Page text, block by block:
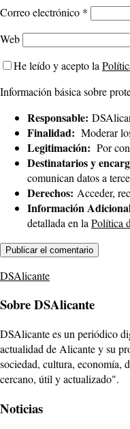
Correo electrónico *
Web
He leído y acepto la
Información básica sobre
Responsable:
Finalidad: Moderar
Legitimación: Por
Destinatarios y
comunican datos a
Derechos: Acceder,
Información
detallada en la Política
DSAlicante
Sobre DSAlicante
DSAlicante es un periódico
actualidad de Alicante y su
sociedad, cultura, economía,
cercano, útil y actualizado".
Noticias